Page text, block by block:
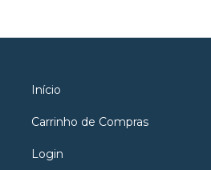
Início
Carrinho de Compras
Login